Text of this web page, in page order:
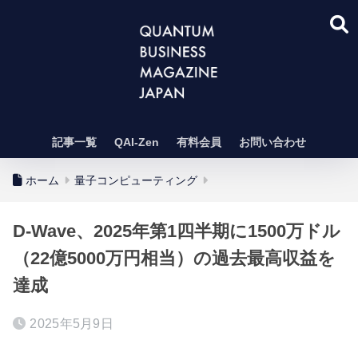
記事一覧 QAI-Zen 有料会員 お問い合わせ
ホーム 量子コンピューティング
D-Wave、2025年第1四半期に1500万ドル
（22億5000万円相当）の過去最高収益を
達成
2025年5月9日